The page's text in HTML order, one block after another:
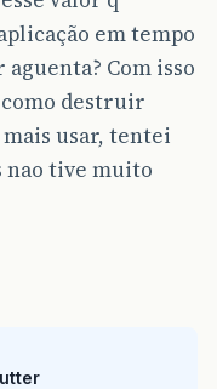
em tempo
Com isso
destruir
usar, tentei
nao tive muito